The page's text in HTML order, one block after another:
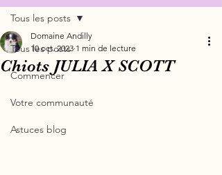
Tous les posts
Commencer
Votre communauté
Astuces blog
Tous les posts
Chiots JULIA X SCOTT
Domaine Andilly
10 oct. 2023 1 min de lecture